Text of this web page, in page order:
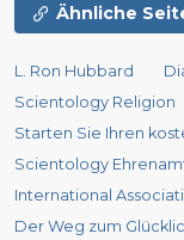
Ähnliche
L. Ron Hubbard
Scientology Religion
Starten Sie Ihren
Scientology
International
Der Weg zum